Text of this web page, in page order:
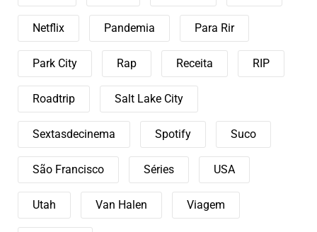
Netflix Pandemia Para Rir
Park City Rap Receita RIP
Roadtrip Salt Lake City
Sextasdecinema Spotify Suco
São Francisco Séries USA
Utah Van Halen Viagem